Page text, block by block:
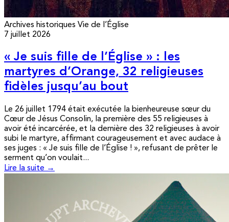
Archives historiques Vie de l’Église
7 juillet 2026
« Je suis fille de l’Église » : les
martyres d’Orange, 32 religieuses
fidèles jusqu’au bout
Le 26 juillet 1794 était exécutée la bienheureuse sœur du
Cœur de Jésus Consolin, la première des 55 religieuses à
avoir été incarcérée, et la dernière des 32 religieuses à avoir
subi le martyre, affirmant courageusement et avec audace à
ses juges : « Je suis fille de l’Église ! », refusant de prêter le
serment qu’on voulait...
Lire la suite →